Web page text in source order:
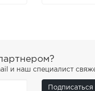
и наш специалист
Подписаться